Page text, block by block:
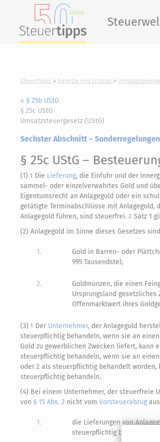
Steuertipps Gesetze und Erlasse
« § 25b UStG
§ 25c UStG
Umsatzsteuergesetz (UStG)
Sechster Abschnitt – Sonderregelungen
§ 25c UStG –
(1) 1 Die Lieferung, die Einfuhr und der
sammel- oder einzelverwahrtes Gold und
Eigentumsrecht an Anlagegold oder ein
getätigte Terminabschlüsse mit Anlagegold,
Anlagegold führen, sind steuerfrei. 2 Satz 1
(2) Anlagegold im Sinne dieses Gesetzes
1.
Gold in Barren- oder
995 Tausendstel;
2.
Goldmünzen, die einen
Ursprungsland
Offenmarktwert ihres
(3) 1 Der Unternehmer, der Anlagegold
steuerpflichtig behandeln, wenn sie an
Gold zu gewerblichen Zwecken liefert, kann
steuerpflichtig behandeln, wenn sie an
oder 2 als steuerpflichtig behandelt
steuerpflichtig behandeln.
(4) Bei einem Unternehmer, der steuerfreie
von § 15 Abs. 2 nicht vom Vorsteuerabzug
1.
die Lieferungen von
steuerpflichtig behandelt;